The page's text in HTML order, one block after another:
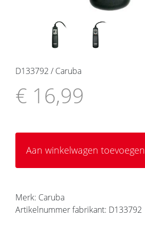
D133792 / Caruba
€ 16,99
Aan winkelwagen toevoegen
Merk: Caruba
Artikelnummer fabrikant: D133792